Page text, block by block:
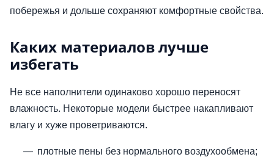
побережья и дольше сохраняют комфортные свойства.
Каких материалов лучше
избегать
Не все наполнители одинаково хорошо переносят
влажность. Некоторые модели быстрее накапливают
влагу и хуже проветриваются.
плотные пены без нормального воздухообмена;